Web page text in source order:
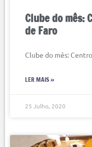
Clube do mês:
de Faro
Clube do mês:
LER MAIS »
25 Julho, 2020